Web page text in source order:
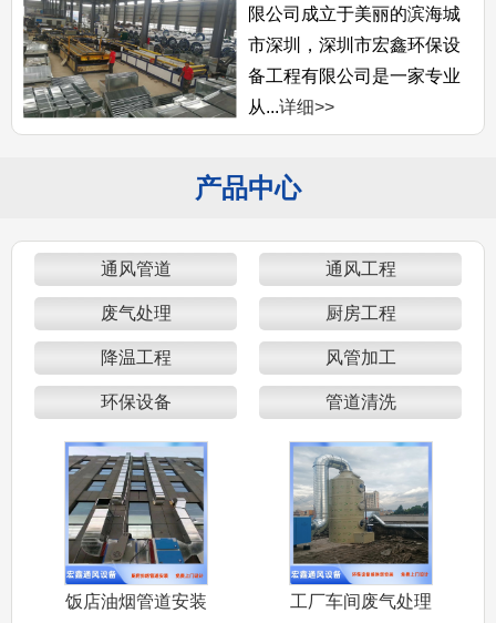
限公司成立于美丽的滨海城
市深圳，深圳市宏鑫环保设
备工程有限公司是一家专业
从...详细>>
产品中心
通风管道 通风工程
废气处理 厨房工程
降温工程 风管加工
环保设备 管道清洗
饭店油烟管道安装
工厂车间废气处理